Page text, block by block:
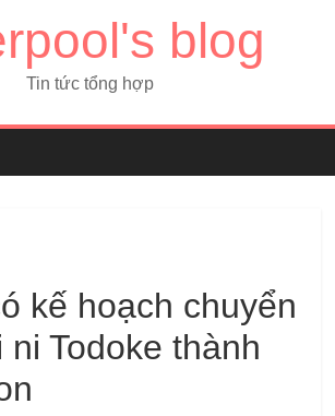
blog
Tin tức tổng hợp
kế hoạch chuyển
ni Todoke thành